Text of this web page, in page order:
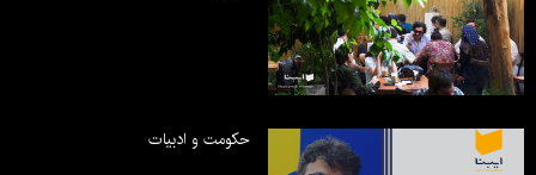
حکومت و ادبیات